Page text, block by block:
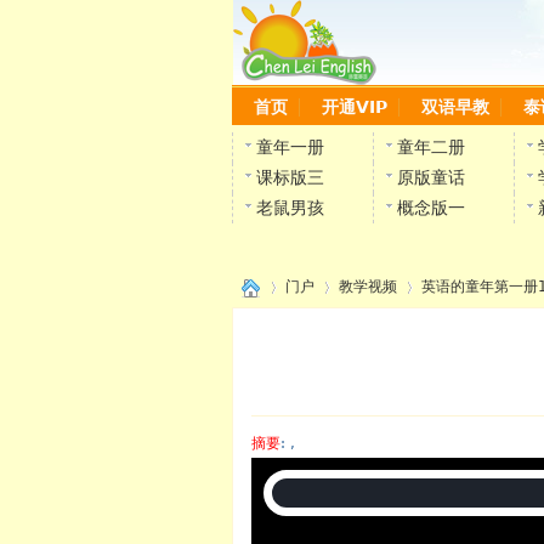
首页 开通VIP 双语早教 泰
童年一册 童年二册
课标版三
原版童话
老鼠男孩
概念版一
陈雷
门户 教学视频 英语的童年第一册
摘要: ,